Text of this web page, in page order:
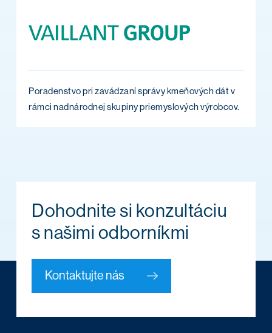
Poradenstvo pri zavádzaní správy kmeňových dát v
rámci nadnárodnej skupiny priemyslových výrobcov.
Dohodnite si konzultáciu
s našimi odborníkmi
Kontaktujte nás